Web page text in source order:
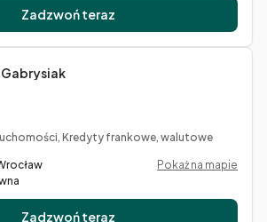
Zadzwoń teraz
Kredyty frankowe, walutowe
Pokaż na mapie
Zadzwoń teraz